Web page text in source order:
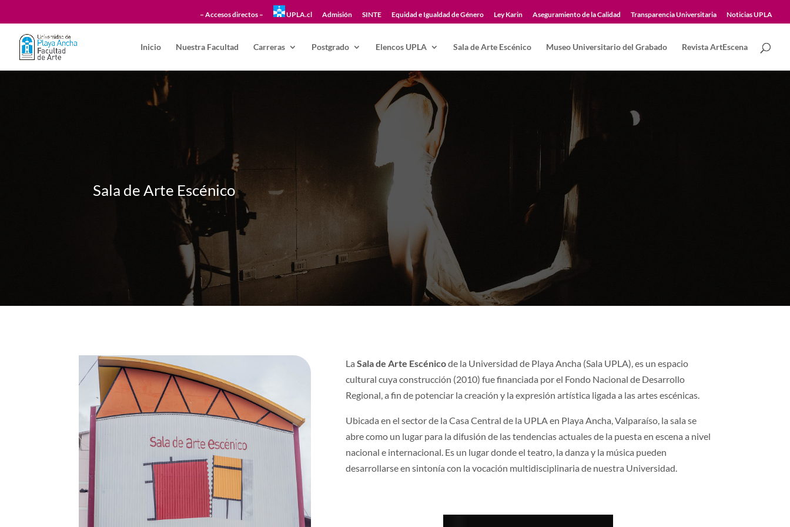
– Accesos directos – UPLA.cl Admisión SINTE Equidad e Igualdad de Género Ley Karin Aseguramiento de la Calidad Transparencia Universitaria Noticias UPLA
Inicio Nuestra Facultad Carreras Postgrado Elencos UPLA Sala de Arte Escénico Museo Universitario del Grabado Revista ArtEscena
Sala de Arte Escénico
LaSala de Arte Escénicode la Universidad de Playa Ancha (Sala UPLA), es un espacio
cultural cuya construcción (2010) fue financiada por el Fondo Nacional de Desarrollo
Regional, a fin de potenciar la creación y la expresión artística ligada a las artes escénicas.
Ubicada en el sector de la Casa Central de la UPLA en Playa Ancha, Valparaíso, la sala se
abre como un lugar para la difusión de las tendencias actuales de la puesta en escena a nivel
nacional e internacional. Es un lugar donde el teatro, la danza y la música pueden
desarrollarse en sintonía con la vocación multidisciplinaria de nuestra Universidad.